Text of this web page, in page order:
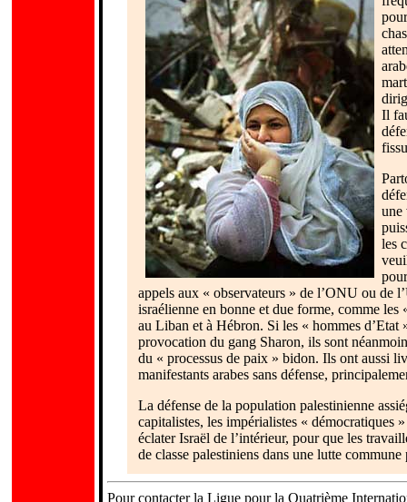
Il
une
les
appels aux « observateurs » de l’ONU ou de
israélienne en bonne et due forme, comme
au Liban et à Hébron. Si les « hommes d’Etat
provocation du gang Sharon, ils sont
du « processus de paix » bidon. Ils ont aussi
manifestants arabes sans défense,
La défense de la population palestinienne
capitalistes, les impérialistes « démocratiques
éclater Israël de l’intérieur, pour que les
de classe palestiniens dans une lutte
Pour contacter la Ligue pour la Quatrième